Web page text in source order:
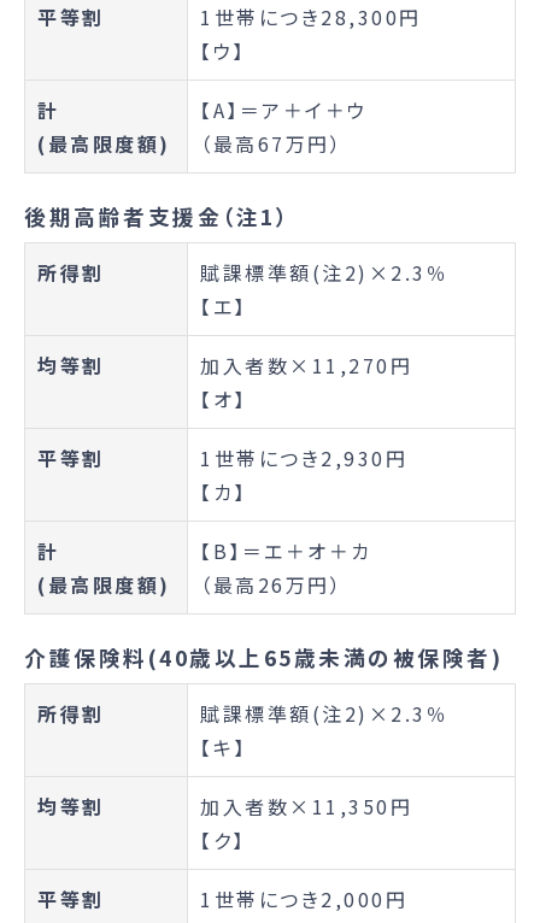
平等割
1世帯につき28,300円
【ウ】
計
(最高限度額)
【A】＝ア＋イ＋ウ
（最高67万円）
後期高齢者支援金（注1）
所得割
賦課標準額(注2)×2.3％
【エ】
均等割
加入者数×11,270円
【オ】
平等割
1世帯につき2,930円
【カ】
計
(最高限度額)
【B】＝エ＋オ＋カ
（最高26万円）
介護保険料(40歳以上65歳未満の被保険者)
所得割
賦課標準額(注2)×2.3％
【キ】
均等割
加入者数×11,350円
【ク】
平等割
1世帯につき2,000円